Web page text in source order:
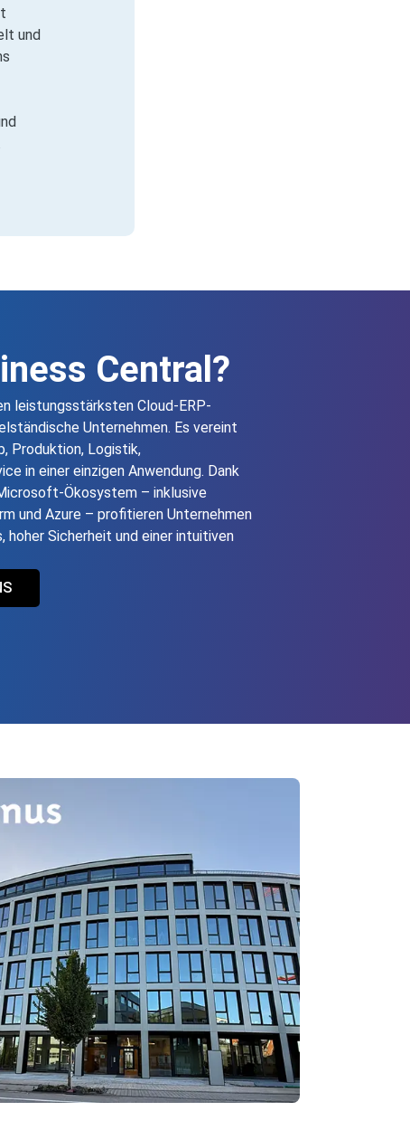
und
Central?
leistungsstärksten Cloud‑ERP-
Unternehmen. Es vereint
Produktion, Logistik,
in einer einzigen Anwendung. Dank
– inklusive
und Azure – profitieren Unternehmen
hoher Sicherheit und einer intuitiven